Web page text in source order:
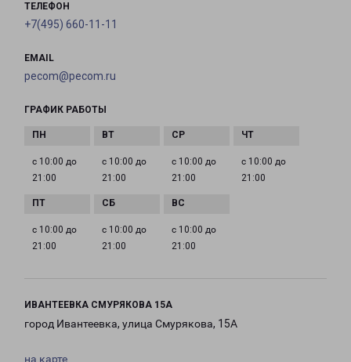
ТЕЛЕФОН
+7(495) 660-11-11
EMAIL
pecom@pecom.ru
ГРАФИК РАБОТЫ
с 10:00 до
21:00
с 10:00 до
21:00
с 10:00 до
21:00
с 10:00 до
21:00
с 10:00 до
21:00
с 10:00 до
21:00
с 10:00 до
21:00
ИВАНТЕЕВКА СМУРЯКОВА 15А
город Ивантеевка, улица Смурякова, 15А
на карте